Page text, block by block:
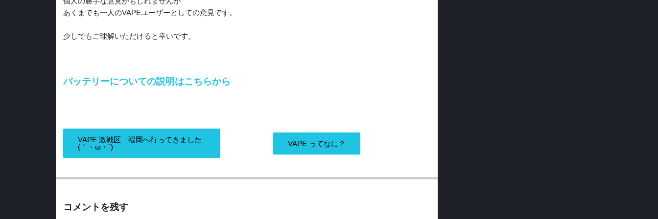
あくまでも一人のVAPEユーザーとしての意見です。
少しでもご理解いただけると幸いです。
バッテリーについての説明はこちらから
VAPE 激戦区 福岡へ行ってきました
(｀・ω・´)
VAPE ってなに？
コメントを残す